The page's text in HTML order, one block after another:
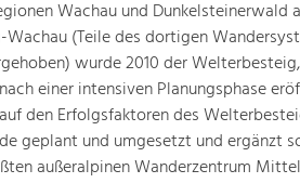
Wachau und Dunkelsteinerwald
(Teile des dortigen
wurde 2010 der
einer intensiven Planungsphase
den Erfolgsfaktoren des
geplant und umgesetzt und ergänzt
außeralpinen Wanderzentrum